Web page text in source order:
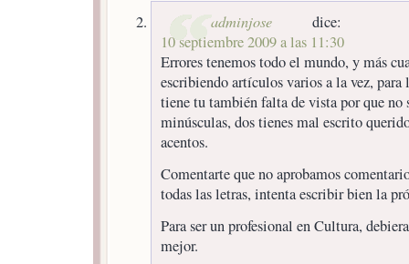
adminjose
dice:
10 septiembre 2009 a las 11:30
Errores tenemos todo el mundo, y más
escribiendo artículos varios a la vez,
tiene tu también falta de vista por que no
minúsculas, dos tienes mal escrito
acentos.
Comentarte que no aprobamos
todas las letras, intenta escribir bien la
Para ser un profesional en Cultura,
mejor.